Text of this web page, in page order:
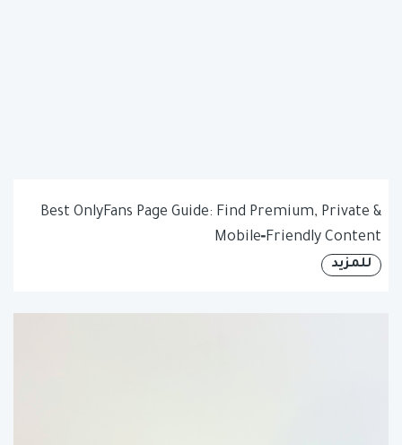
Best OnlyFans Page Guide: Find Premium, Private &
Mobile‑Friendly Content
للمزيد